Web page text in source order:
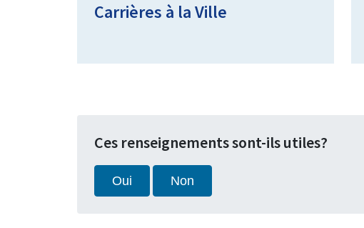
Carrières à la Ville
Ces renseignements sont-ils utiles?
Oui Non